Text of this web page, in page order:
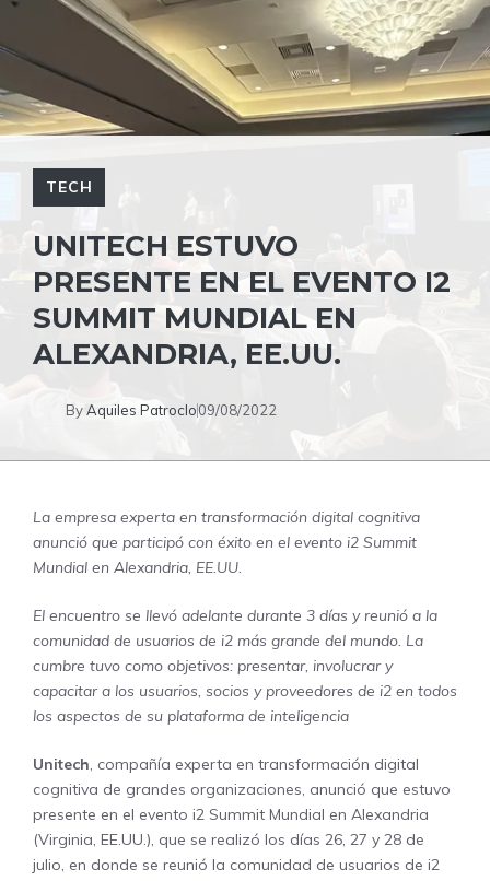
TECH
UNITECH ESTUVO
PRESENTE EN EL EVENTO I2
SUMMIT MUNDIAL EN
ALEXANDRIA, EE.UU.
ByAquiles Patroclo09/08/2022
La empresa experta en transformación digital cognitiva
anunció que participó con éxito en el evento i2 Summit
Mundial en Alexandria, EE.UU.
El encuentro se llevó adelante durante 3 días y reunió a la
comunidad de usuarios de i2 más grande del mundo. La
cumbre tuvo como objetivos: presentar, involucrar y
capacitar a los usuarios, socios y proveedores de i2 en todos
los aspectos de su plataforma de inteligencia
Unitech, compañía experta en transformación digital
cognitiva de grandes organizaciones, anunció que estuvo
presente en el evento i2 Summit Mundial en Alexandria
(Virginia, EE.UU.), que se realizó los días 26, 27 y 28 de
julio, en donde se reunió la comunidad de usuarios de i2